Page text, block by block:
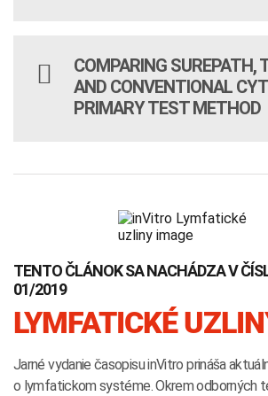
COMPARING SUREPATH,
AND CONVENTIONAL
PRIMARY TEST METHOD
TENTO ČLÁNOK SA NACHÁDZA V
01/2019
LYMFATICKÉ
Jarné vydanie časopisu inVitro prináša
o lymfatickom systéme. Okrem odborných